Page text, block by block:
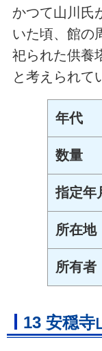
かつて山川氏
いた頃、館の
祀られた供養
と考えられて
年代
数量
指定年
所在地
所有者
13 安穏寺